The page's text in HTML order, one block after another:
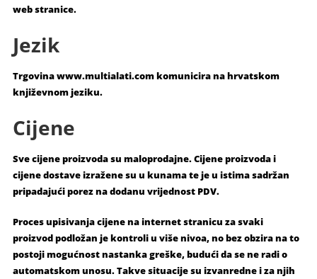
web stranice.
Jezik
Trgovina www.multialati.com komunicira na hrvatskom
književnom jeziku.
Cijene
Sve cijene proizvoda su maloprodajne. Cijene proizvoda i
cijene dostave izražene su u kunama te je u istima sadržan
pripadajući porez na dodanu vrijednost PDV.
Proces upisivanja cijene na internet stranicu za svaki
proizvod podložan je kontroli u više nivoa, no bez obzira na to
postoji mogućnost nastanka greške, budući da se ne radi o
automatskom unosu. Takve situacije su izvanredne i za njih